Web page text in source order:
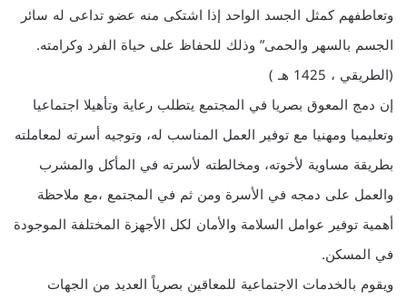
وتعاطفهم كمثل الجسد الواحد إذا اشتكى منه عضو تداعى له سائر
الجسم بالسهر والحمى” وذلك للحفاظ على حياة الفرد وكرامته.
(الطريقي ، 1425 هـ )
إن دمج المعوق بصريا في المجتمع يتطلب رعاية وتأهيلا اجتماعيا
وتعليميا ومهنيا مع توفير العمل المناسب له، وتوجيه أسرته لمعاملته
بطريقة مساوية لأخوته، ومخالطته لأسرته في المأكل والمشرب
والعمل على دمجه في الأسرة ومن ثم في المجتمع ،مع ملاحظة
أهمية توفير عوامل السلامة والأمان لكل الأجهزة المختلفة الموجودة
في المسكن.
ويقوم بالخدمات الاجتماعية للمعاقين بصرياً العديد من الجهات